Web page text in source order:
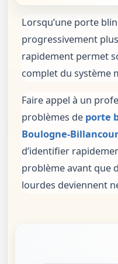
Lorsqu’une porte
progressivement
rapidement permet
complet du système
Faire appel à un
problèmes de porte
Boulogne-
d’identifier
problème avant que
lourdes deviennent